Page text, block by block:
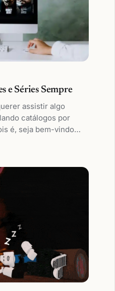
e Séries Sempre
assistir algo
catálogos por
é, seja bem-vindo…